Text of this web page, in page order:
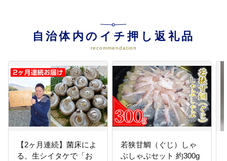
定住人口活性化に関する事業への
応援
若者をはじめ、様々な人々の移
共感し合い、心豊かな暮らしを次
代につなぐためのまちづくりに活
用させていただきます。
自治体内のイチ押し返礼品
recommendation
【2ヶ月連続】菌床によ
る、生シイタケで「お
若狭甘鯛（ぐじ）しゃ
ぶしゃぶセット 約300g